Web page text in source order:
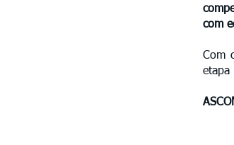
com
Com
etapa